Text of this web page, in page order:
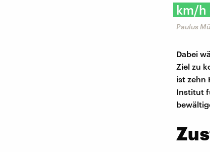
km/h
Paulus
Dabei
Ziel zu
ist zehn
Institut